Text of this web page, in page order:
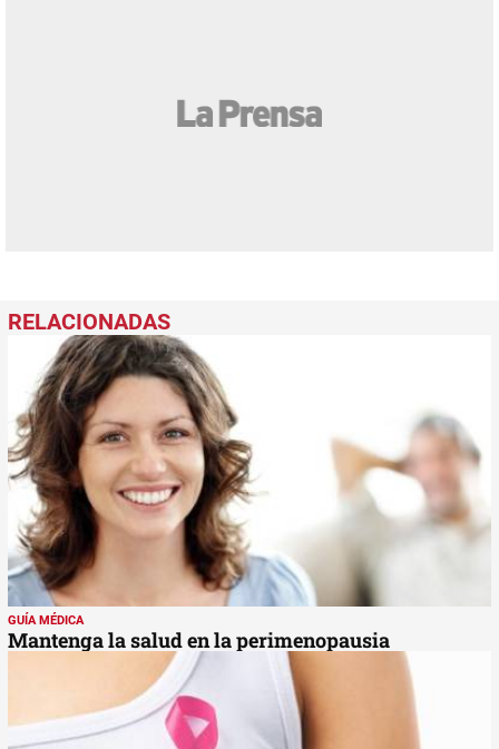
GUÍA MÉDICA
Mantenga la salud en la perimenopausia